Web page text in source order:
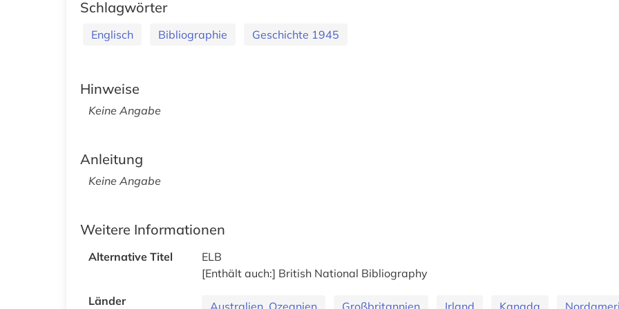
Schlagwörter
Englisch Bibliographie Geschichte 1945
Hinweise
Keine Angabe
Anleitung
Keine Angabe
Weitere Informationen
Alternative Titel
ELB
[Enthält auch:] British National Bibliography
Länder
Australien, Ozeanien Großbritannien Irland Kanada